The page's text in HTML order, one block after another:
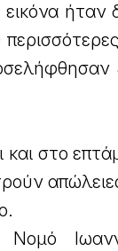
ήταν
και στο
Νομό